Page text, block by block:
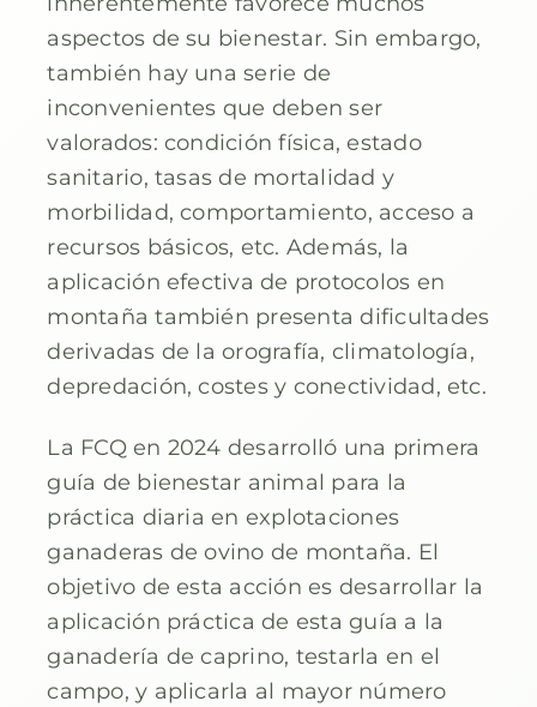
aspectos de su bienestar. Sin embargo,
también hay una serie de
inconvenientes que deben ser
valorados: condición física, estado
sanitario, tasas de mortalidad y
morbilidad, comportamiento, acceso a
recursos básicos, etc. Además, la
aplicación efectiva de protocolos en
montaña también presenta dificultades
derivadas de la orografía, climatología,
depredación, costes y conectividad, etc.
La FCQ en 2024 desarrolló una primera
guía de bienestar animal para la
práctica diaria en explotaciones
ganaderas de ovino de montaña. El
objetivo de esta acción es desarrollar la
aplicación práctica de esta guía a la
ganadería de caprino, testarla en el
campo, y aplicarla al mayor número